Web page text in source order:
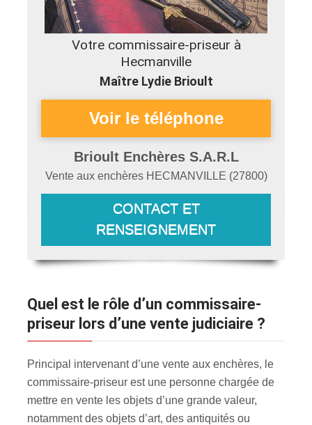
Votre commissaire-priseur à
Hecmanville
Maître Lydie Brioult
Brioult Enchères S.A.R.L
Vente aux enchères HECMANVILLE (27800)
CONTACT ET
RENSEIGNEMENT
Quel est le rôle d’un commissaire-
priseur lors d’une vente judiciaire ?
Principal intervenant d’une vente aux enchères, le
commissaire-priseur est une personne chargée de
mettre en vente les objets d’une grande valeur,
notamment des objets d’art, des antiquités ou